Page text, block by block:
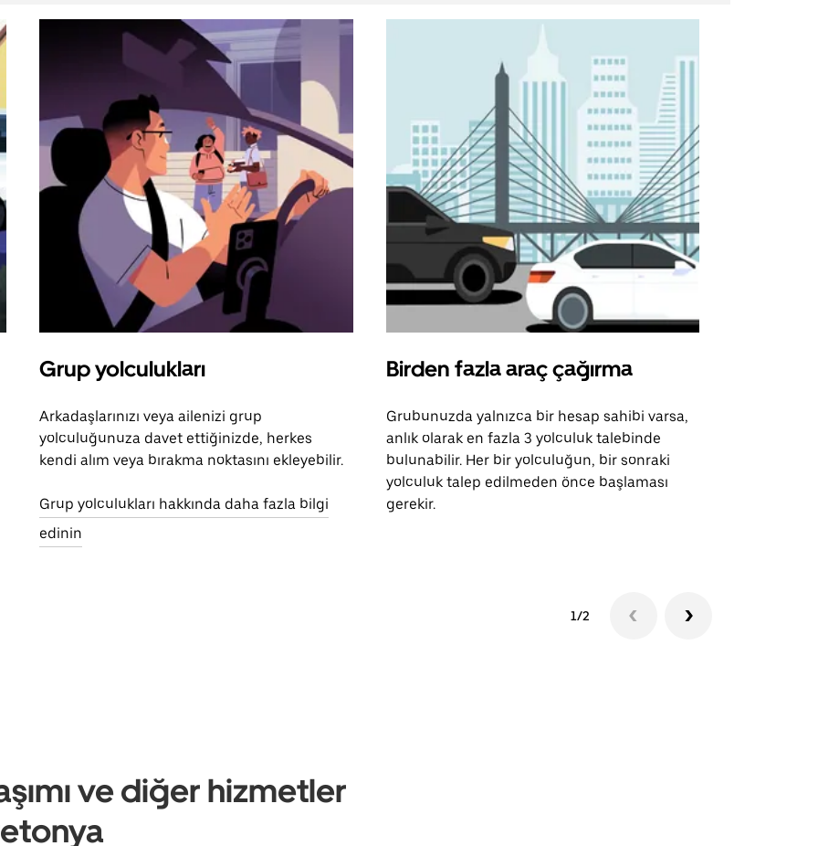
Grup yolculukları
Arkadaşlarınızı veya ailenizi grup
yolculuğunuza davet ettiğinizde, herkes
kendi alım veya bırakma noktasını ekleyebilir.
Grup yolculukları hakkında daha fazla bilgi
edinin
Birden fazla araç çağırma
Grubunuzda yalnızca bir hesap sahibi varsa,
anlık olarak en fazla 3 yolculuk talebinde
bulunabilir. Her bir yolculuğun, bir sonraki
yolculuk talep edilmeden önce başlaması
gerekir.
1/2
ve diğer hizmetler